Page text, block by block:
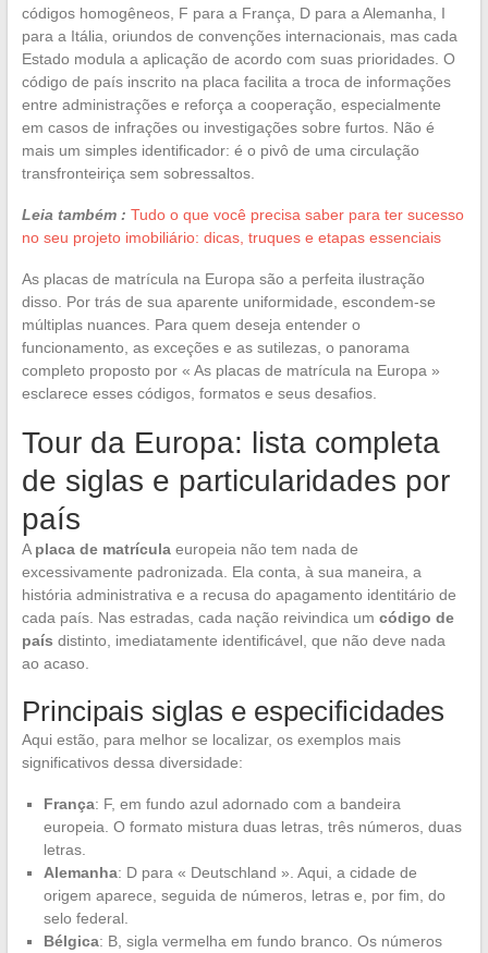
códigos homogêneos, F para a França, D para a Alemanha, I
para a Itália, oriundos de convenções internacionais, mas cada
Estado modula a aplicação de acordo com suas prioridades. O
código de país inscrito na placa facilita a troca de informações
entre administrações e reforça a cooperação, especialmente
em casos de infrações ou investigações sobre furtos. Não é
mais um simples identificador: é o pivô de uma circulação
transfronteiriça sem sobressaltos.
Leia também : Tudo o que você precisa saber para ter sucesso
no seu projeto imobiliário: dicas, truques e etapas essenciais
As placas de matrícula na Europa são a perfeita ilustração
disso. Por trás de sua aparente uniformidade, escondem-se
múltiplas nuances. Para quem deseja entender o
funcionamento, as exceções e as sutilezas, o panorama
completo proposto por « As placas de matrícula na Europa »
esclarece esses códigos, formatos e seus desafios.
Tour da Europa: lista completa
de siglas e particularidades por
país
A placa de matrículaeuropeia não tem nada de
excessivamente padronizada. Ela conta, à sua maneira, a
história administrativa e a recusa do apagamento identitário de
cada país. Nas estradas, cada nação reivindica um código de
país distinto, imediatamente identificável, que não deve nada
ao acaso.
Principais siglas e especificidades
Aqui estão, para melhor se localizar, os exemplos mais
significativos dessa diversidade:
França: F, em fundo azul adornado com a bandeira
europeia. O formato mistura duas letras, três números, duas
letras.
Alemanha: D para « Deutschland ». Aqui, a cidade de
origem aparece, seguida de números, letras e, por fim, do
selo federal.
Bélgica: B, sigla vermelha em fundo branco. Os números